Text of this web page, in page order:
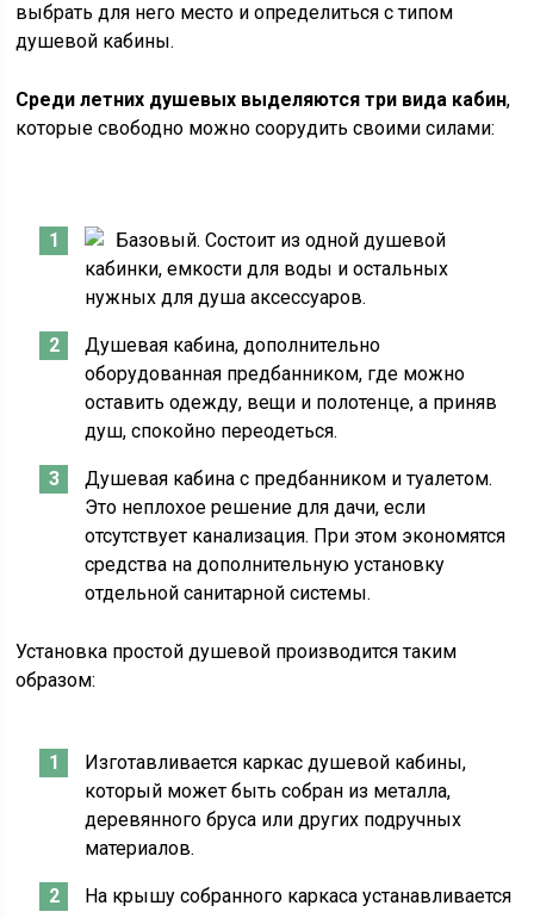
выбрать для него место и определиться с типом
душевой кабины.
Среди летних душевых выделяются три вида кабин,
которые свободно можно соорудить своими силами:
Базовый. Состоит из одной душевой
кабинки, емкости для воды и остальных
нужных для душа аксессуаров.
Душевая кабина, дополнительно
оборудованная предбанником, где можно
оставить одежду, вещи и полотенце, а приняв
душ, спокойно переодеться.
Душевая кабина с предбанником и туалетом.
Это неплохое решение для дачи, если
отсутствует канализация. При этом экономятся
средства на дополнительную установку
отдельной санитарной системы.
Установка простой душевой производится таким
образом:
Изготавливается каркас душевой кабины,
который может быть собран из металла,
деревянного бруса или других подручных
материалов.
На крышу собранного каркаса устанавливается